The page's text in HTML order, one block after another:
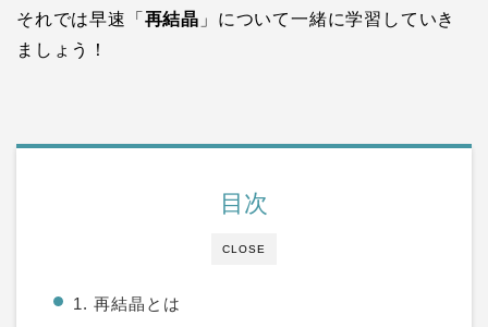
それでは早速「 再結晶 」について一緒に学習していき
ましょう！
CLOSE
目次
1. 再結晶とは